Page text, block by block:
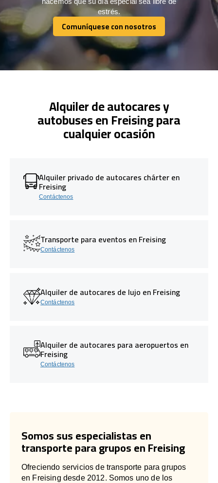
estrés.
Comuníquese con nosotros
Comuníquese con nosotros
Alquiler de autocares y
autobuses en Freising para
cualquier ocasión
Alquiler privado de autocares chárter en
Freising
Contáctenos
Transporte para eventos en Freising
Contáctenos
Alquiler de autocares de lujo en Freising
Contáctenos
Alquiler de autocares para aeropuertos en
Freising
Contáctenos
Somos sus especialistas en
transporte para grupos en Freising
Ofreciendo servicios de transporte para grupos
en Freising desde 2012. Somos uno de los